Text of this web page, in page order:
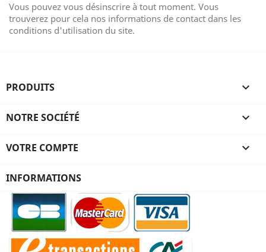
Vous pouvez vous désinscrire à tout moment. Vous
trouverez pour cela nos informations de contact dans les
conditions d'utilisation du site.
PRODUITS 
NOTRE SOCIÉTÉ 
VOTRE COMPTE 
INFORMATIONS